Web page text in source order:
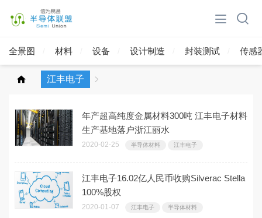
全景图 材料 设备 设计制造 封装测试 传感
江丰电子
年产超高纯度金属材料300吨 江丰电子材料
生产基地落户浙江丽水
2020-02-25 半导体材料 江丰电子
江丰电子16.02亿人民币收购Silverac Stella
100%股权
2020-01-07 江丰电子 半导体材料